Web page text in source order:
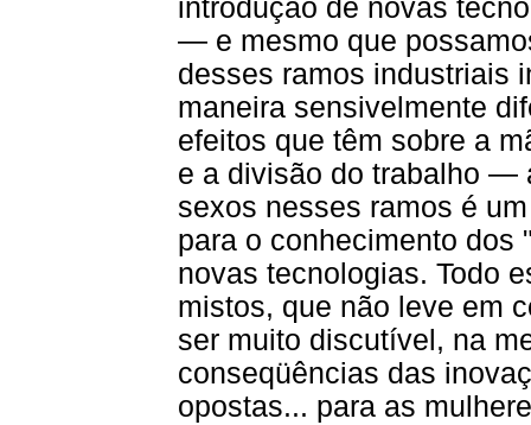
introdução de novas
— e mesmo que
desses ramos industriais
maneira sensivelmente
efeitos que têm sobre a
e a divisão do trabalho —
sexos nesses ramos é
para o conhecimento dos
novas tecnologias. Todo
mistos, que não leve em
ser muito discutível, na
conseqüências das
opostas... para as